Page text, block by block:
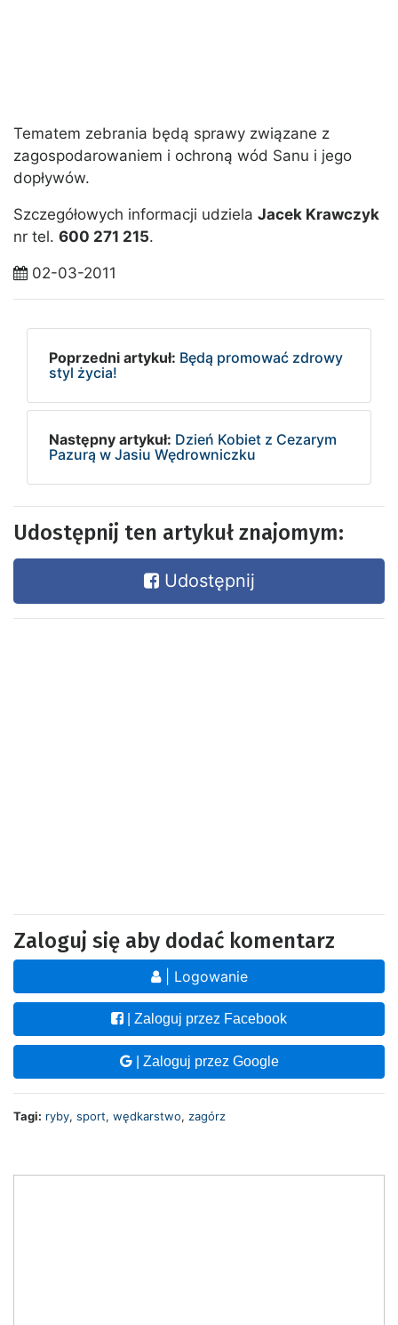
Tematem zebrania będą sprawy związane z
zagospodarowaniem i ochroną wód Sanu i jego
dopływów.
Szczegółowych informacji udziela Jacek Krawczyk
nr tel. 600 271 215.
02-03-2011
Poprzedni artykuł: Będą promować zdrowy
styl życia!
Następny artykuł: Dzień Kobiet z Cezarym
Pazurą w Jasiu Wędrowniczku
Udostępnij ten artykuł znajomym:
Udostępnij
Zaloguj się aby dodać komentarz
| Logowanie
| Zaloguj przez Facebook
| Zaloguj przez Google
Tagi: ryby, sport, wędkarstwo, zagórz